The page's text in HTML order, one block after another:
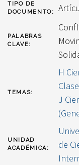
TIPO DE
DOCUMENTO:
PALABRAS
CLAVE:
TEMAS:
H
J
UNIDAD
ACADÉMICA:
de